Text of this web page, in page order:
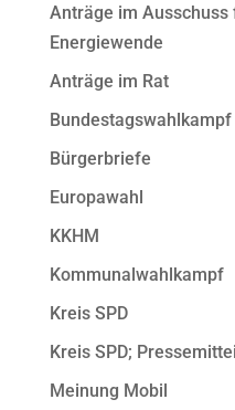
Anträge im Ausschuss
Energiewende
Anträge im Rat
Bundestagswahlkampf
Bürgerbriefe
Europawahl
KKHM
Kommunalwahlkampf
Kreis SPD
Kreis SPD;
Meinung Mobil